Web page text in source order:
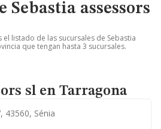
Sebastia assessors
listado de las sucursales de Sebastia
que tengan hasta 3 sucursales.
sl en Tarragona
43560, Sénia